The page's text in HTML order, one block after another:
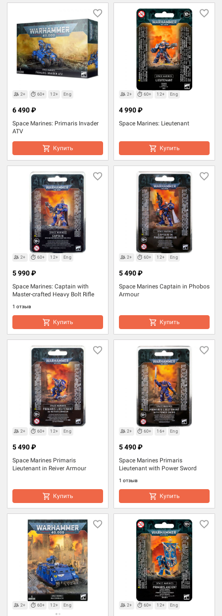
2+ 60+ 12+ Eng
Space Marines: Primaris Invader
ATV
6 490 ₽
Купить
2+ 60+ 12+ Eng
Space Marines: Lieutenant
4 990 ₽
Купить
2+ 60+ 12+ Eng
Space Marines: Captain with
Master-crafted Heavy Bolt Rifle
1 отзыв
5 990 ₽
Купить
2+ 60+ 12+ Eng
Space Marines Captain in Phobos
Armour
5 490 ₽
Купить
2+ 60+ 12+ Eng
Space Marines Primaris
Lieutenant in Reiver Armour
5 490 ₽
Купить
2+ 60+ 16+ Eng
Space Marines Primaris
Lieutenant with Power Sword
1 отзыв
5 490 ₽
Купить
2+ 60+ 12+ Eng 2+ 60+ 12+ Eng